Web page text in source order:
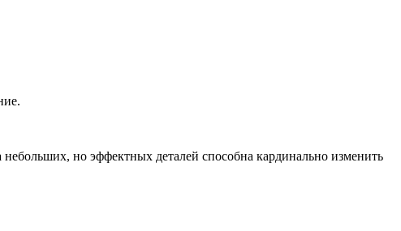
но эффектных деталей способна кардинально изменить